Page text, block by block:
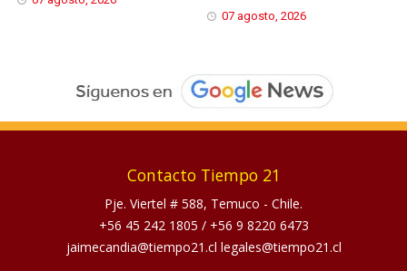
07 agosto, 2026
Contacto Tiempo 21
Pje. Viertel # 588, Temuco - Chile.
+56 45 242 1805 / +56 9 8220 6473
jaimecandia@tiempo21.cl legales@tiempo21.cl